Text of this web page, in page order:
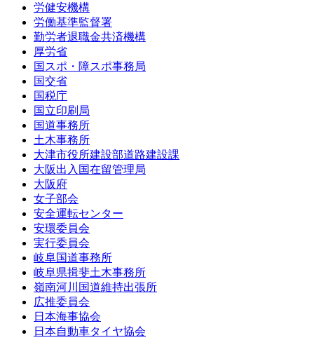
労健安機構
労働基準監督署
勤労者退職金共済機構
厚労省
国スポ・障スポ事務局
国交省
国税庁
国立印刷局
国道事務所
土木事務所
大津市役所建設部道路建設課
大阪出入国在留管理局
大阪府
女子部会
安全運転センター
安環委員会
実行委員会
岐阜国道事務所
岐阜県揖斐土木事務所
嶺南河川国道維持出張所
広推委員会
日本海事協会
日本自動車タイヤ協会